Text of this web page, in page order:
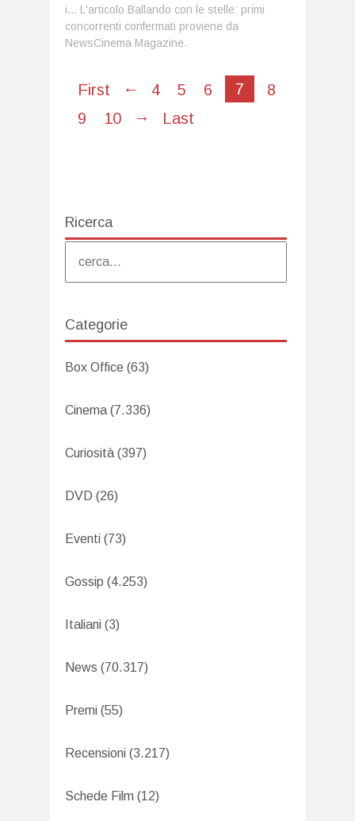
i... L'articolo Ballando con le stelle: primi
concorrenti confermati proviene da
NewsCinema Magazine.
First ← 4 5 6 7
8
9
10 → Last
Ricerca
Categorie
Box Office (63)
Cinema (7.336)
Curiosità (397)
DVD (26)
Eventi (73)
Gossip (4.253)
Italiani (3)
News (70.317)
Premi (55)
Recensioni (3.217)
Schede Film (12)